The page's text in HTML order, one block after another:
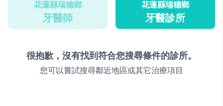
花蓮縣瑞穗鄉
牙醫師
花蓮縣瑞穗鄉
牙醫診所
很抱歉，沒有找到符合您搜尋條件的診所。
您可以嘗試搜尋鄰近地區或其它治療項目